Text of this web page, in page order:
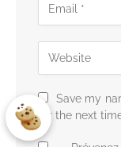
Save my
for the next